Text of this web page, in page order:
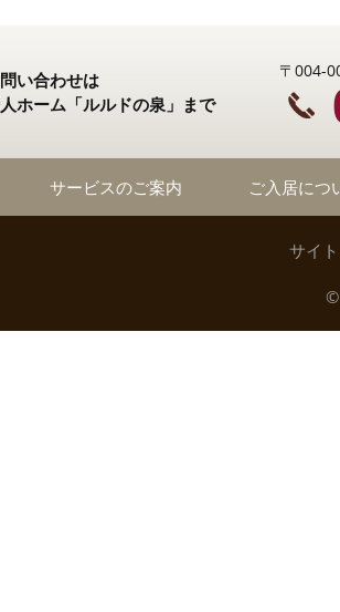
い合わせは
ホーム「ルルドの泉」まで
〒004-
サービスのご案内 ご入居につ
サイ
©